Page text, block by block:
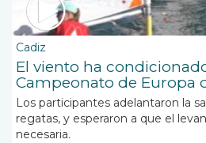
Cadiz
El viento ha
Campeonato de Europa
Los participantes adelantaron la
regatas, y esperaron a que el
necesaria.